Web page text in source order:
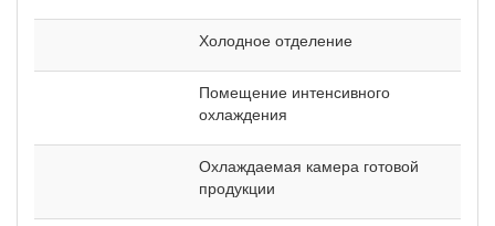
Холодное отделение
Помещение интенсивного
охлаждения
Охлаждаемая камера готовой
продукции